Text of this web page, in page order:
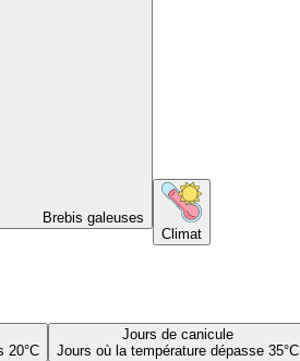
Brebis galeuses
Climat
20°C
Jours de canicule
Jours où la température dépasse 35°C